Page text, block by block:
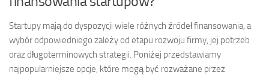
Startupy mają do dyspozycji wiele różnych źródeł finansowania, a
wybór odpowiedniego zależy od etapu rozwoju firmy, jej potrzeb
oraz długoterminowych strategii. Poniżej przedstawiamy
najpopularniejsze opcje, które mogą być rozważane przez